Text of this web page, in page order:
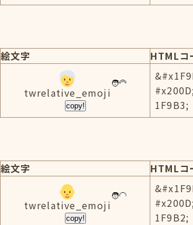
絵文字
HTMLコ
twrelative_emoji
copy!
1F9B3;
絵文字
HTMLコ
twrelative_emoji
copy!
1F9B2;